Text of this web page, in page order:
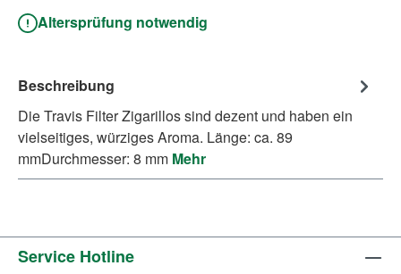
Altersprüfung notwendig
Beschreibung
Die Travis Filter Zigarillos sind dezent und haben ein
vielseitiges, würziges Aroma. Länge: ca. 89
mmDurchmesser: 8 mm Mehr
Service Hotline